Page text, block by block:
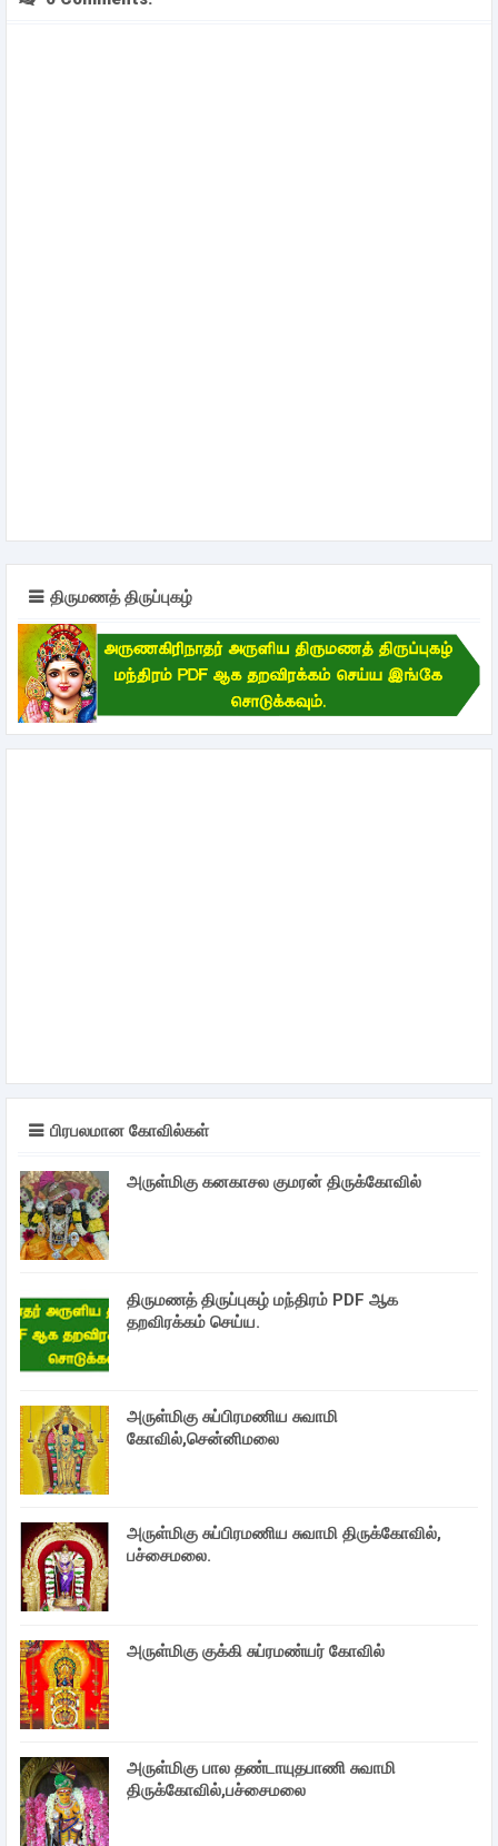
திருமணத் திருப்புகழ்
பிரபலமான கோவில்கள்
அருள்மிகு கனகாசல குமரன் திருக்கோவில்
திருமணத் திருப்புகழ் மந்திரம் PDF ஆக
தறவிரக்கம் செய்ய.
அருள்மிகு சுப்பிரமணிய சுவாமி
கோவில்,சென்னிமலை
அருள்மிகு சுப்பிரமணிய சுவாமி திருக்கோவில்,
பச்சைமலை.
அருள்மிகு குக்கி சுப்ரமண்யர் கோவில்
அருள்மிகு பால தண்டாயுதபாணி சுவாமி
திருக்கோவில்,பச்சைமலை